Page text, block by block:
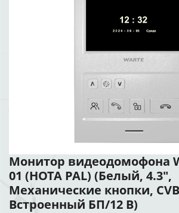
Монитор видеодомофона
01 (НОТА PAL) (Белый, 4.3",
Механические кнопки,
Встроенный БП/12 В)